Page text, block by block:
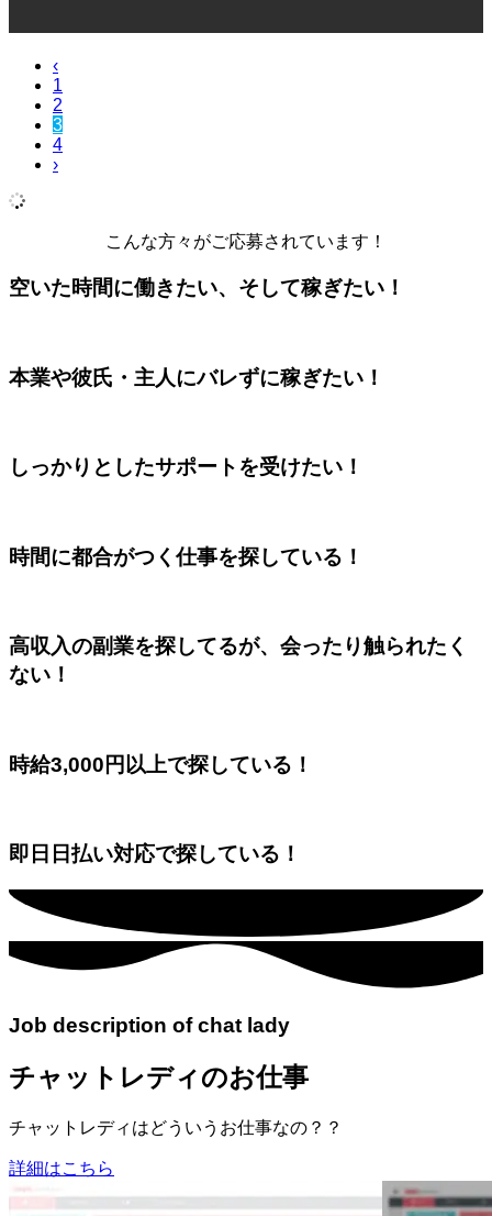
‹
1
2
3
4
›
こんな方々がご応募されています！
空いた時間に働きたい、そして稼ぎたい！
本業や彼氏・主人にバレずに稼ぎたい！
しっかりとしたサポートを受けたい！
時間に都合がつく仕事を探している！
高収入の副業を探してるが、会ったり触られたく
ない！
時給3,000円以上で探している！
即日日払い対応で探している！
Job description of chat lady
チャットレディのお仕事
チャットレディはどういうお仕事なの？？
詳細はこちら